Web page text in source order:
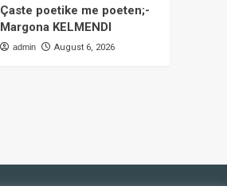
Çaste poetike me poeten;-
Margona KELMENDI
admin August 6, 2026